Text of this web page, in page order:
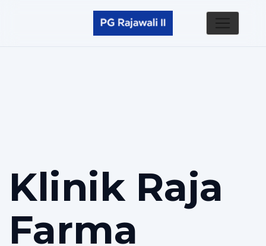
Klinik Raja
Farma